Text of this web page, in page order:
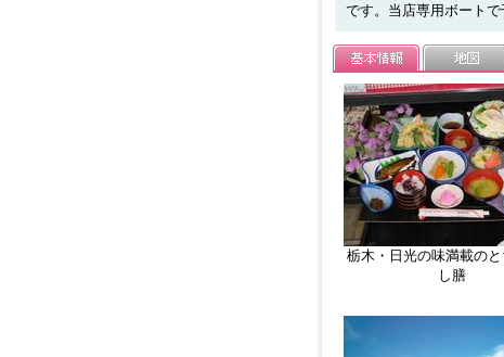
です。当店専用ボートで
栃木・日光の味満載のと
し膳